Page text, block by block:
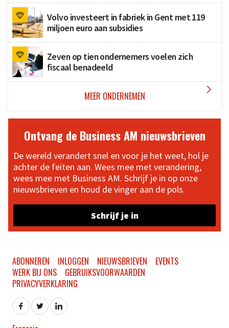
Volvo investeert in fabriek in Gent met 119
miljoen euro aan subsidies
Zeven op tien ondernemers voelen zich
fiscaal benadeeld
MEER ONDERNEMEN 
Ontvang de Business AM nieuwsbrieven
De wereld verandert snel en voor je het weet, hol je
achter de feiten aan. Wees mee met verandering,
wees mee met Business AM. Schrijf je in op onze
nieuwsbrieven en houd de vinger aan de pols.
Schrijf je in
ABONNEREN INLOGGEN NIEUWSBRIEVEN
EVENTS
WERK BIJ ONS
GEBRUIKSVOORWAARDEN
PRIVACYVERKLARING